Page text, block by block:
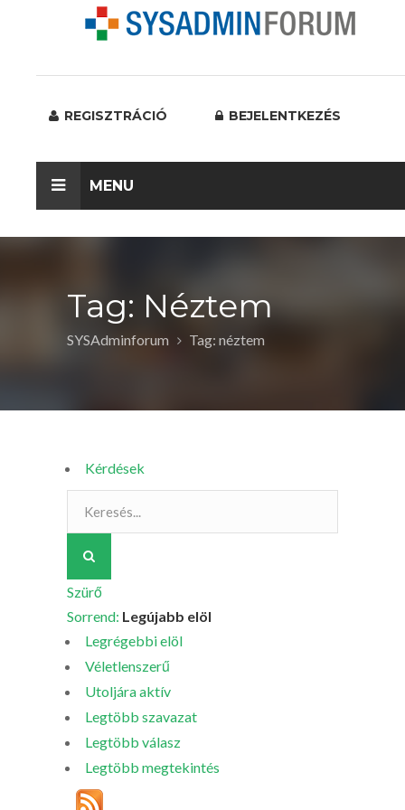
REGISZTRÁCIÓ BEJELENTKEZÉS
MENU
Tag: Néztem
SYSAdminforum Tag: néztem
Kérdések
Szürő
Sorrend: Legújabb elöl
Legrégebbi elöl
Véletlenszerű
Utoljára aktív
Legtöbb szavazat
Legtöbb válasz
Legtöbb megtekintés